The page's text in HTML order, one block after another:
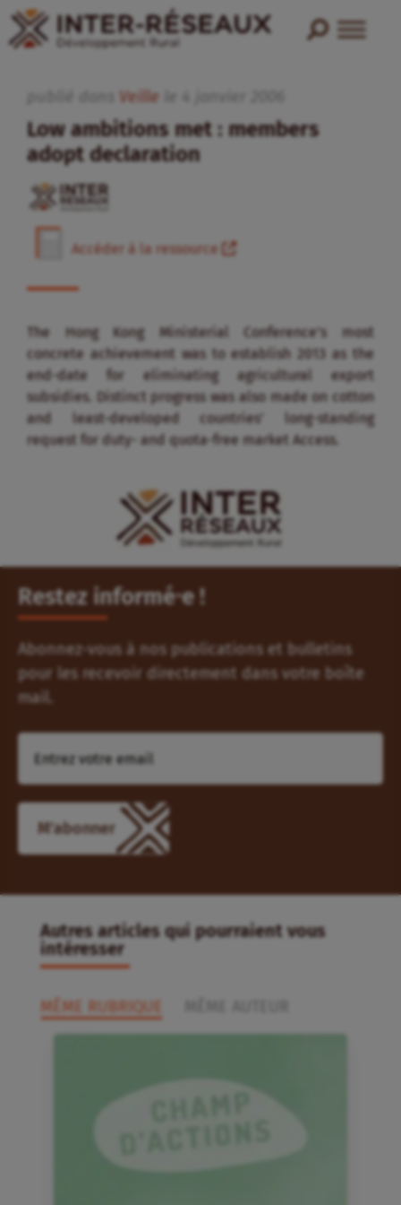
Veille
Low ambitions met : members
adopt declaration
Accéder à la ressource
The Hong Kong Ministerial Conference’s most
concrete achievement was to establish 2013 as the
end-date for eliminating agricultural export
subsidies. Distinct progress was also made on cotton
and least-developed countries’ long-standing
request for duty- and quota-free market Access.
Restez informé⸱e !
Abonnez-vous à nos publications et bulletins
pour les recevoir directement dans votre boîte
mail.
M'abonner
Autres articles qui pourraient vous
intéresser
MÊME RUBRIQUE